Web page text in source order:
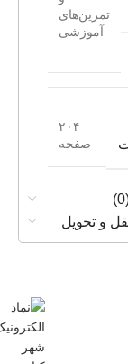
تمرین‌های
آموزشی
۲۰۴
صفحه
و تحویل